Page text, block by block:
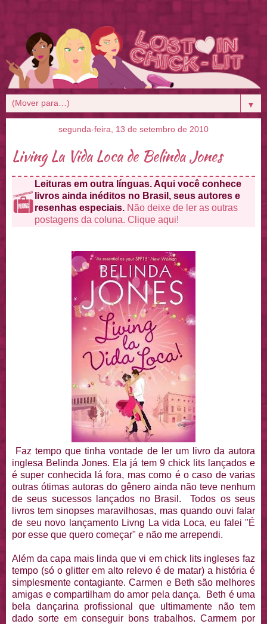
▼
segunda-feira, 13 de setembro de 2010
Living La Vida Loca de Belinda Jones
Leituras em outra línguas. Aqui você conhece
livros ainda inéditos no Brasil, seus autores e
resenhas especiais. Não deixe de ler as outras
postagens da coluna. Clique aqui!
Faz tempo que tinha vontade de ler um livro da autora
inglesa Belinda Jones. Ela já tem 9 chick lits lançados e
é super conhecida lá fora, mas como é o caso de varias
outras ótimas autoras do gênero ainda não teve nenhum
de seus sucessos lançados no Brasil. Todos os seus
livros tem sinopses maravilhosas, mas quando ouvi falar
de seu novo lançamento Livng La vida Loca, eu falei "É
por esse que quero começar" e não me arrependi.
Além da capa mais linda que vi em chick lits ingleses faz
tempo (só o glitter em alto relevo é de matar) a história é
simplesmente contagiante. Carmen e Beth são melhores
amigas e compartilham do amor pela dança. Beth é uma
bela dançarina profissional que ultimamente não tem
dado sorte em conseguir bons trabalhos. Carmem por